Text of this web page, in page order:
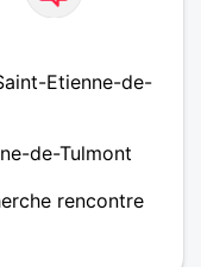
Etienne-de-
de-Tulmont
rencontre